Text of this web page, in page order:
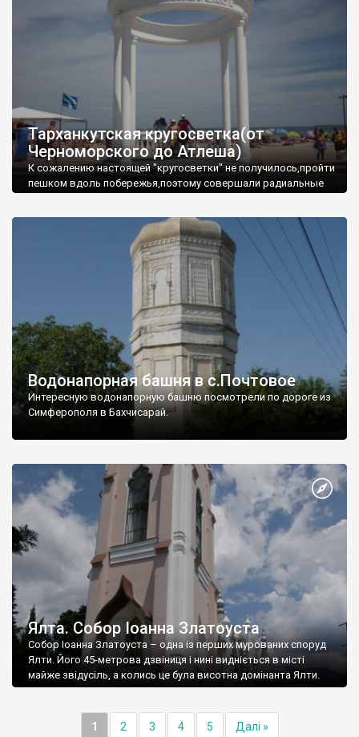
Тарханкутская кругосветка(от
Черноморского до Атлеша)
К сожалению настоящей "кругосветки" не получилось,пройти
пешком вдоль побережья,поэтому совершали радиальные
Водонапорная башня в с.Почтовое
Интересную водонапорную башню посмотрели по дороге из
Симферополя в Бахчисарай.
Ялта. Собор Іоанна Златоуста
Собор Іоанна Златоуста – одна із перших мурованих споруд
Ялти. Його 45-метрова дзвіниця і нині видніється в місті
майже звідусіль, а колись це була висотна домінанта Ялти.
1 2 3 4 5 Далі »